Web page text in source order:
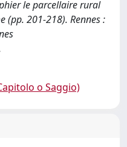
le parcellaire rural
(pp. 201-218). Rennes :
o Saggio)